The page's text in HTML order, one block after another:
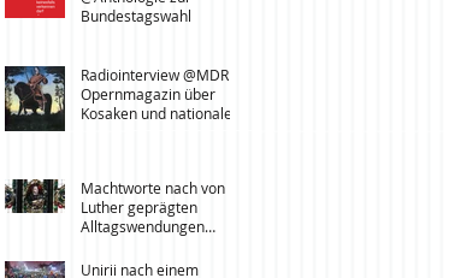
Studies
Bundestagswahl
Radiointerview @MDR
Opernmagazin über
Kosaken und nationale
Machtworte nach von
Luther geprägten
Alltagswendungen
Dresden, Löbau
Unirii nach einem